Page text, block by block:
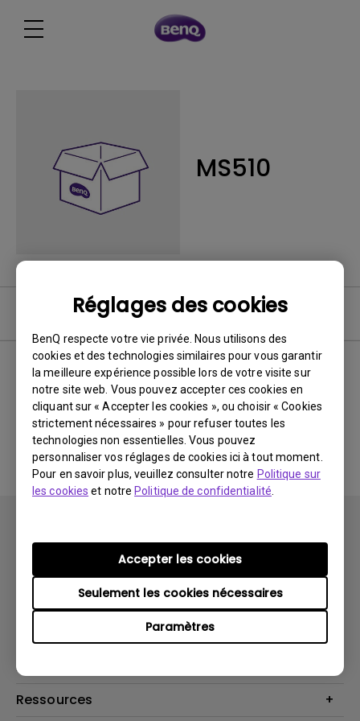
Réglages des cookies
BenQ respecte votre vie privée. Nous utilisons des
cookies et des technologies similaires pour vous garantir
la meilleure expérience possible lors de votre visite sur
notre site web. Vous pouvez accepter ces cookies en
cliquant sur « Accepter les cookies », ou choisir « Cookies
strictement nécessaires » pour refuser toutes les
technologies non essentielles. Vous pouvez
personnaliser vos réglages de cookies ici à tout moment.
Pour en savoir plus, veuillez consulter notre Politique sur
les cookies et notre Politique de confidentialité
Paramètres
Seulement les cookies nécessaires
Accepter les cookies
MS510
Aucun logiciel ou pilote
associé
Haut-parleur
Assistance Technique
Contactez-nous
Ressources